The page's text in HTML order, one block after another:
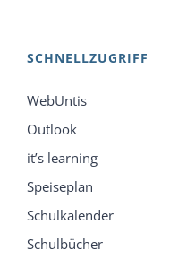
SCHNELLZUGRIFF
WebUntis
Outlook
it’s learning
Speiseplan
Schulkalender
Schulbücher